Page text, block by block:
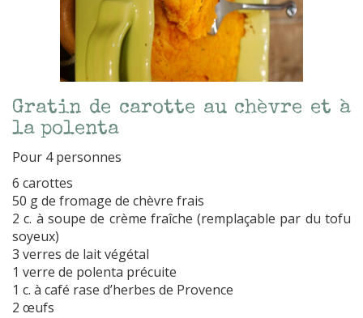
Gratin de carotte au chèvre et à
la polenta
Pour 4 personnes
6 carottes
50 g de fromage de chèvre frais
2 c. à soupe de crème fraîche (remplaçable par du tofu
soyeux)
3 verres de lait végétal
1 verre de polenta précuite
1 c. à café rase d’herbes de Provence
2 œufs